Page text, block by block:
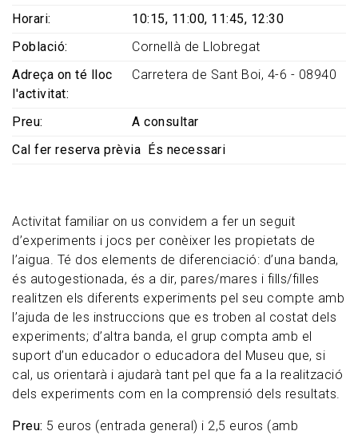
Activitat familiar on us convidem a fer un seguit
d’experiments i jocs per conèixer les propietats de
l’aigua. Té dos elements de diferenciació: d’una banda,
és autogestionada, és a dir, pares/mares i fills/filles
realitzen els diferents experiments pel seu compte amb
l’ajuda de les instruccions que es troben al costat dels
experiments; d’altra banda, el grup compta amb el
suport d’un educador o educadora del Museu que, si
cal, us orientarà i ajudarà tant pel que fa a la realització
dels experiments com en la comprensió dels resultats.
Preu: 5 euros (entrada general) i 2,5 euros (amb
Horari
10:15, 11:00, 11:45, 12:30
Població
Cornellà de Llobregat
Adreça on té lloc
l'activitat
Carretera de Sant Boi, 4-6 - 08940
Preu
A consultar
Cal fer reserva prèvia
És necessari